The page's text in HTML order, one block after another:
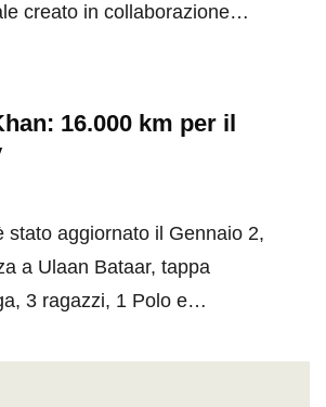
creato in collaborazione…
16.000 km per il
stato aggiornato il Gennaio 2,
a Ulaan Bataar, tappa
3 ragazzi, 1 Polo e…